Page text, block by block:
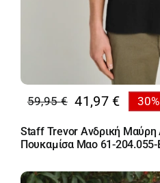
59,95€
Original
price
was:
41,97 €
Η
τρέχουσα
τιμή
41,97 €.
Staff Trevor Ανδρική Μαύρη
Πουκαμίσα Mαο 61-204.055-